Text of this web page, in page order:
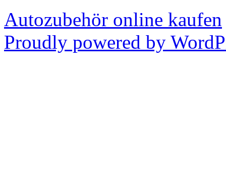
Autozubehör online kaufen
Proudly powered by